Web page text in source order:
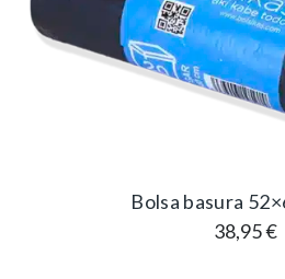
Bolsa basura
38,95€